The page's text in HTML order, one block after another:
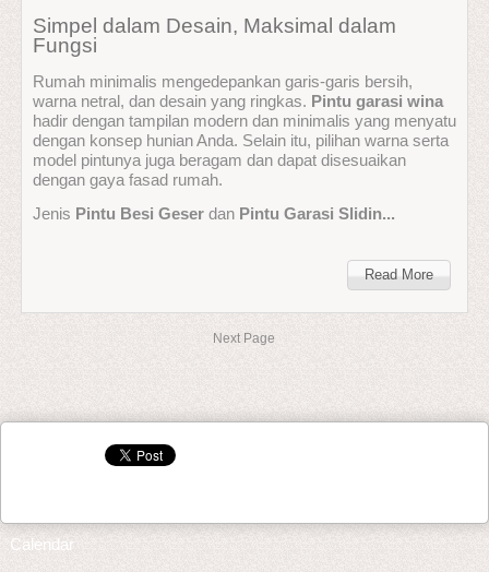
Simpel dalam Desain, Maksimal dalam
Fungsi
Rumah minimalis mengedepankan garis-garis bersih,
warna netral, dan desain yang ringkas. Pintu garasi wina
hadir dengan tampilan modern dan minimalis yang menyatu
dengan konsep hunian Anda. Selain itu, pilihan warna serta
model pintunya juga beragam dan dapat disesuaikan
dengan gaya fasad rumah.
Jenis Pintu Besi Geserdan Pintu Garasi Slidin...
Read More
Next Page
Calendar